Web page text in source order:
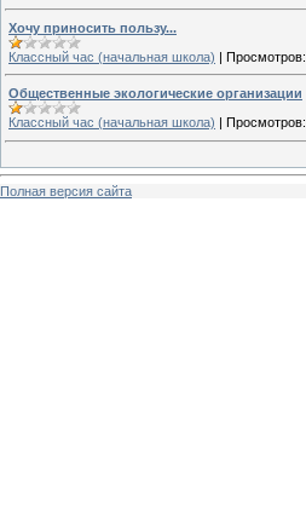
Хочу приносить пользу...
Классный час (начальная школа) | Просмотров:
Общественные экологические организации
Классный час (начальная школа)
Просмотров:
Полная версия сайта